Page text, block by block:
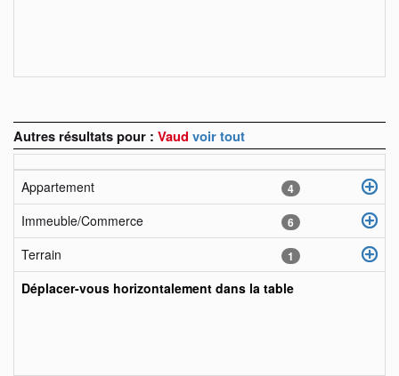
Autres résultats pour : Vaud voir tout
Appartement 4
Immeuble/Commerce 6
Terrain 1
Déplacer-vous horizontalement dans la table